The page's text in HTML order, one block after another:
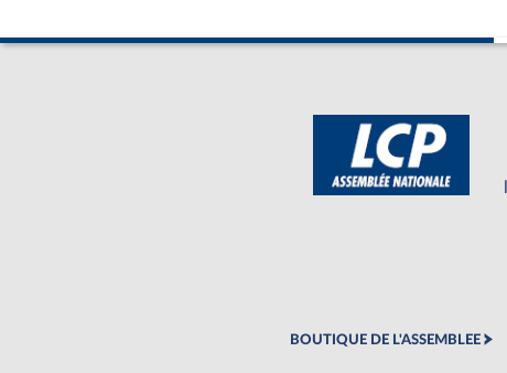
BOUTIQUE DE L'ASSEMBLEE